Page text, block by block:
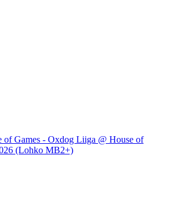
Games - Oxdog Liiga @ House of
(Lohko MB2+)